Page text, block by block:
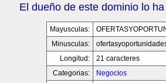
El dueño de este dominio lo
Mayusculas:
Minusculas:
Longitud:
21 caracteres
Categorias:
Negocios